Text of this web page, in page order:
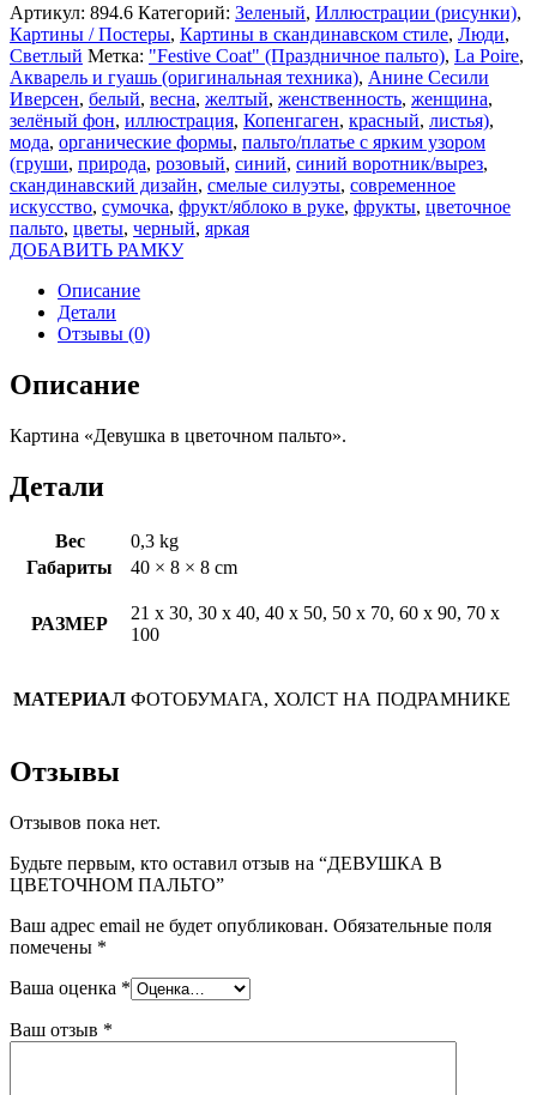
Артикул: 894.6 Категорий: Зеленый, Иллюстрации (рисунки),
Картины / Постеры, Картины в скандинавском стиле, Люди,
Светлый Метка: "Festive Coat" (Праздничное пальто), La Poire,
Акварель и гуашь (оригинальная техника), Анине Сесили
Иверсен, белый, весна, желтый, женственность, женщина,
зелёный фон, иллюстрация, Копенгаген, красный, листья),
мода, органические формы, пальто/платье с ярким узором
(груши, природа, розовый, синий, синий воротник/вырез,
скандинавский дизайн, смелые силуэты, современное
искусство, сумочка, фрукт/яблоко в руке, фрукты, цветочное
пальто, цветы, черный, яркая
ДОБАВИТЬ РАМКУ
Описание
Детали
Отзывы (0)
Описание
Картина «Девушка в цветочном пальто».
Детали
Вес
0,3 kg
Габариты
40 × 8 × 8 cm
РАЗМЕР
21 х 30, 30 х 40, 40 х 50, 50 х 70, 60 х 90, 70 х
100
МАТЕРИАЛ ФОТОБУМАГА, ХОЛСТ НА ПОДРАМНИКЕ
Отзывы
Отзывов пока нет.
Будьте первым, кто оставил отзыв на “ДЕВУШКА В
ЦВЕТОЧНОМ ПАЛЬТО”
Ваш адрес email не будет опубликован. Обязательные поля
помечены *
Ваша оценка *
Ваш отзыв *